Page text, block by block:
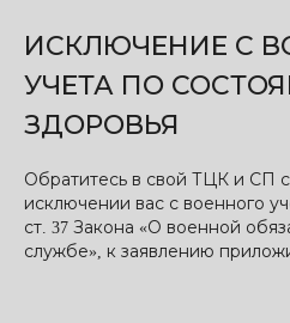
ИСКЛЮЧЕНИЕ С
УЧЕТА ПО
ЗДОРОВЬЯ
Обратитесь в свой ТЦК и СП
исключении вас с военного
ст. 37 Закона «О военной
службе», к заявлению